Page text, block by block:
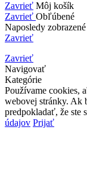
Zavrieť Môj košík
Zavrieť Obľúbené
Naposledy zobrazené
Zavrieť
Zavrieť
Navigovať
Kategórie
Používame cookies,
webovej stránky. Ak
predpokladať, že ste
údajov Prijať